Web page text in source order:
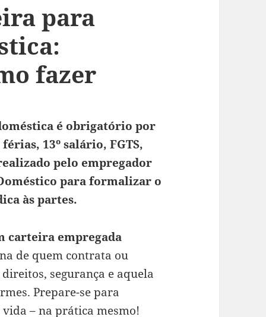
para
fazer
é obrigatório por
13º salário, FGTS,
pelo empregador
para formalizar o
às partes.
carteira empregada
de quem contrata ou
segurança e aquela
Prepare-se para
– na prática mesmo!